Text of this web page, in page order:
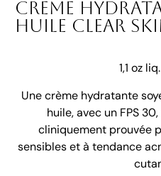
Crème
huile Clear
1,1 oz
Une crème hydratante
huile, avec un FPS
cliniquement prouvée
sensibles et à tendance